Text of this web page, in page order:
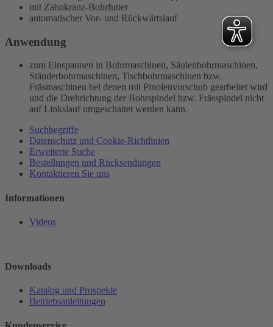
mit Zahnkranz-Bohrfutter
automatischer Vor- und Rückwärtslauf
Anwendung
zum Einspannen in Bohrmaschinen, Säulenbohrmaschinen,
Ständerbohrmaschinen, Tischbohrmaschinen bzw.
Fräsmaschinen bei denen mit Pinolenvorschub gearbeitet wird
und die Drehrichtung der Bohrspindel bzw. Frässpindel nicht
auf Linkslauf umgeschaltet werden kann.
Suchbegriffe
Datenschutz und Cookie-Richtlinien
Erweiterte Suche
Bestellungen und Rücksendungen
Kontaktieren Sie uns
Informationen
Videos
Downloads
Katalog und Prospekte
Betriebsanleitungen